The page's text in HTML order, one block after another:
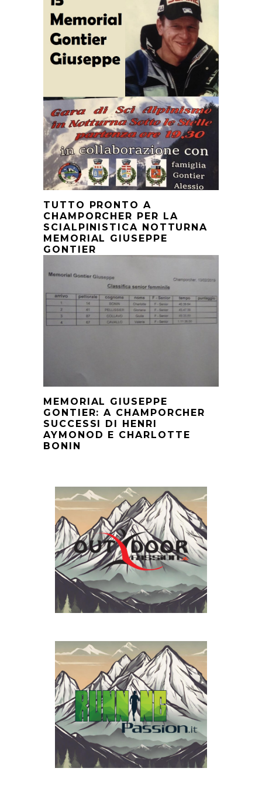
TUTTO PRONTO A
CHAMPORCHER PER LA
SCIALPINISTICA NOTTURNA
MEMORIAL GIUSEPPE
GONTIER
MEMORIAL GIUSEPPE
GONTIER: A CHAMPORCHER
SUCCESSI DI HENRI
AYMONOD E CHARLOTTE
BONIN